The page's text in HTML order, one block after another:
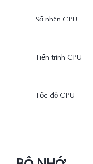
Số nhân CPU
Tiến trình CPU
Tốc độ CPU